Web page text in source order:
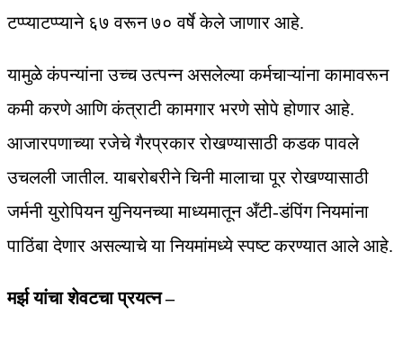
टप्प्याटप्प्याने ६७ वरून ७० वर्षे केले जाणार आहे.
यामुळे कंपन्यांना उच्च उत्पन्न असलेल्या कर्मचाऱ्यांना कामावरून
कमी करणे आणि कंत्राटी कामगार भरणे सोपे होणार आहे.
आजारपणाच्या रजेचे गैरप्रकार रोखण्यासाठी कडक पावले
उचलली जातील. याबरोबरीने चिनी मालाचा पूर रोखण्यासाठी
जर्मनी युरोपियन युनियनच्या माध्यमातून अँटी-डंपिंग नियमांना
पाठिंबा देणार असल्याचे या नियमांमध्ये स्पष्ट करण्यात आले आहे.
मर्झ यांचा शेवटचा प्रयत्न –